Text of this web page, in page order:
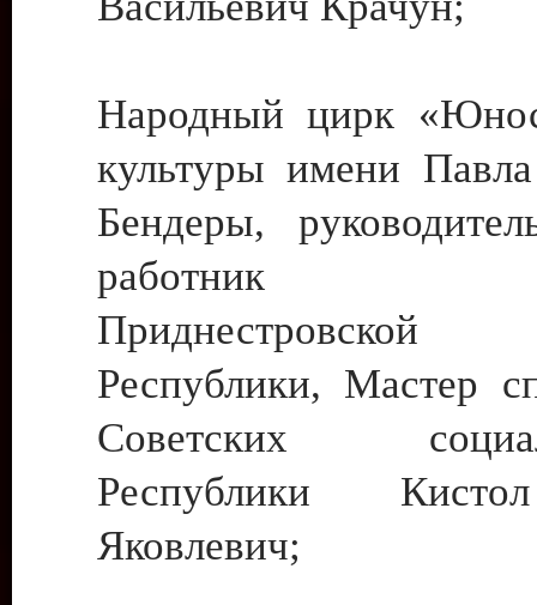
Народный цирк
культуры имени
Бендеры,
работник
Приднестровской
Республики, Мастер
Советских
Республики
Яковлевич;